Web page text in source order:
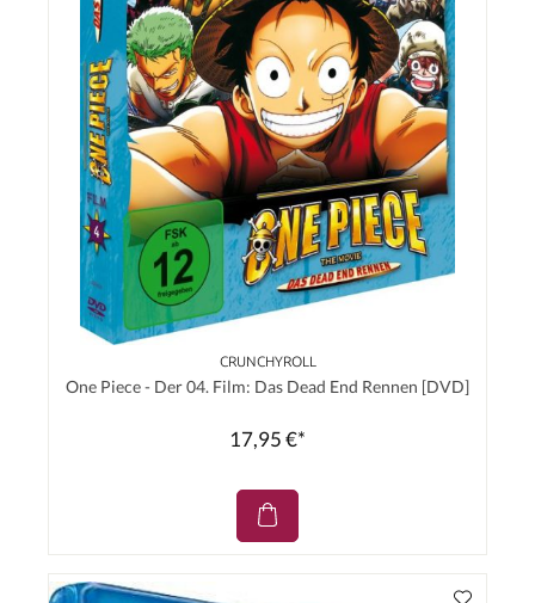
CRUNCHYROLL
One Piece - Der 04. Film: Das Dead End Rennen [DVD]
17,95 €*